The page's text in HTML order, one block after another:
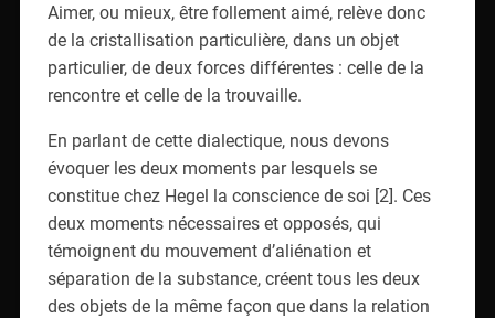
Aimer, ou mieux, être follement aimé, relève donc
de la cristallisation particulière, dans un objet
particulier, de deux forces différentes : celle de la
rencontre et celle de la trouvaille.
En parlant de cette dialectique, nous devons
évoquer les deux moments par lesquels se
constitue chez Hegel la conscience de soi [2]. Ces
deux moments nécessaires et opposés, qui
témoignent du mouvement d’aliénation et
séparation de la substance, créent tous les deux
des objets de la même façon que dans la relation